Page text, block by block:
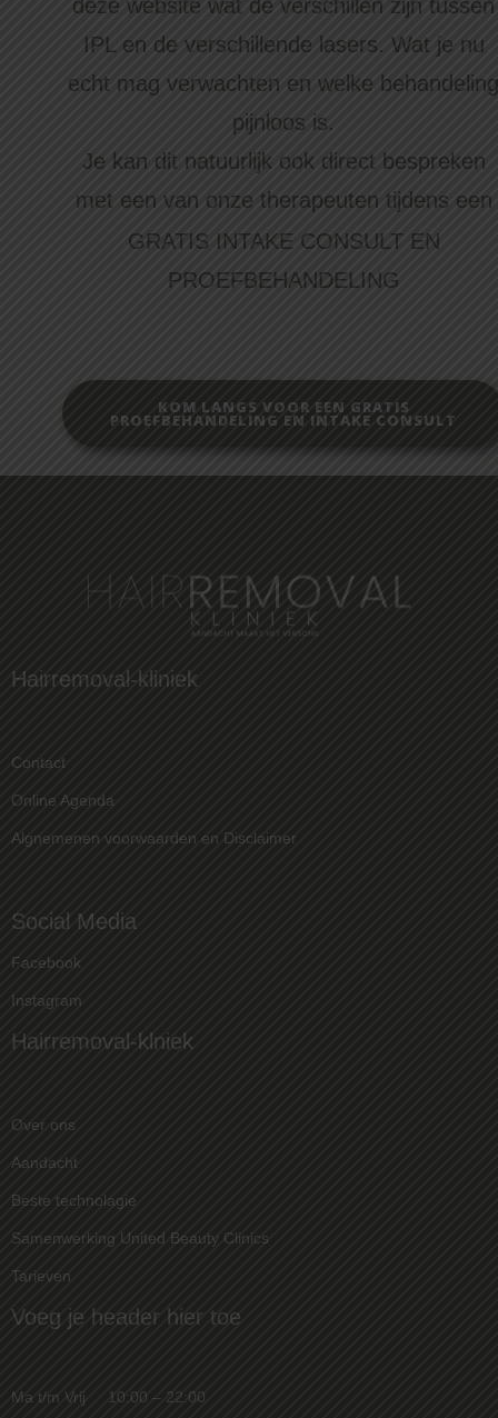
deze website wat de verschillen zijn tussen
IPL en de verschillende lasers. Wat je nu
echt mag verwachten en welke
pijnloos is.
Je kan dit natuurlijk ook direct bespreken
met een van onze therapeuten tijdens een
GRATIS INTAKE CONSULT EN
PROEFBEHANDELING
KOM LANGS VOOR EEN GRATIS
PROEFBEHANDELING EN INTAKE CONSULT
Hairremoval-kliniek
Contact
Online Agenda
Algnemenen voorwaarden en Disclaimer
Social Media
Facebook
Instagram
Hairremoval-klniek
Over ons
Aandacht
Beste technolagie
Samenwerking United Beauty Clinics
Tarieven
Voeg je header hier toe
Ma t/m Vrij 10:00 – 22:00